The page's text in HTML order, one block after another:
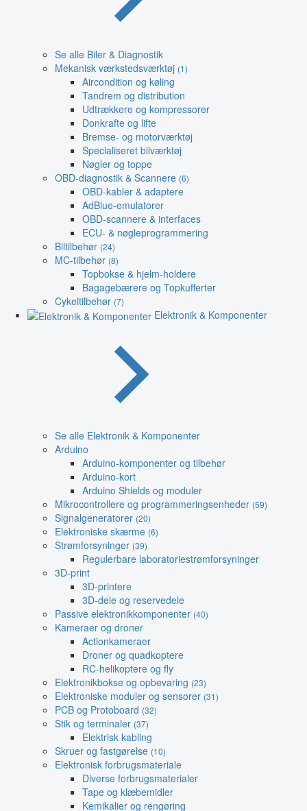
Se alle Biler & Diagnostik
Mekanisk værkstedsværktøj (1)
Aircondition og køling
Tandrem og distribution
Udtrækkere og kompressorer
Donkrafte og lifte
Bremse- og motorværktøj
Specialiseret bilværktøj
Nøgler og toppe
OBD-diagnostik & Scannere (6)
OBD-kabler & adaptere
AdBlue-emulatorer
OBD-scannere & interfaces
ECU- & nøgleprogrammering
Biltilbehør (24)
MC-tilbehør (8)
Topbokse & hjelm-holdere
Bagagebærere og Topkufferter
Cykeltilbehør (7)
Elektronik & Komponenter
Se alle Elektronik & Komponenter
Arduino
Arduino-komponenter og tilbehør
Arduino-kort
Arduino Shields og moduler
Mikrocontrollere og programmeringsenheder (59)
Signalgeneratorer (20)
Elektroniske skærme (6)
Strømforsyninger (39)
Regulerbare laboratoriestrømforsyninger
3D-print
3D-printere
3D-dele og reservedele
Passive elektronikkomponenter (40)
Kameraer og droner
Actionkameraer
Droner og quadkoptere
RC-helikoptere og fly
Elektronikbokse og opbevaring (23)
Elektroniske moduler og sensorer (31)
PCB og Protoboard (32)
Stik og terminaler (37)
Elektrisk kabling
Skruer og fastgørelse (10)
Elektronisk forbrugsmateriale
Diverse forbrugsmaterialer
Tape og klæbemidler
Kemikalier og rengøring